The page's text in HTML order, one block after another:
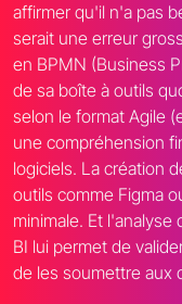
affirmer qu'il n'a pas
serait une erreur
en BPMN (Business
de sa boîte à outils
selon le format Agile
une compréhension
logiciels. La création
outils comme Figma
minimale. Et
BI lui permet de
de les soumettre aux